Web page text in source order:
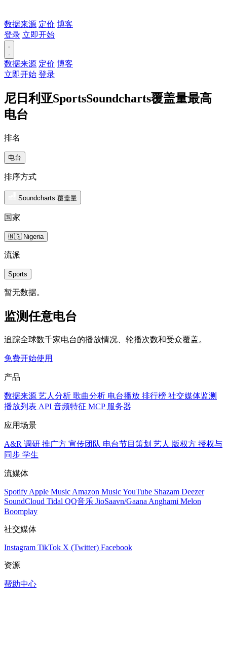
数据来源 定价 博客
登录 立即开始
数据来源 定价 博客
立即开始 登录
尼日利亚SportsSoundcharts覆盖量最高
电台
排名
电台
排序方式
Soundcharts 覆盖量
国家
🇳🇬 Nigeria
流派
Sports
暂无数据。
监测任意电台
追踪全球数千家电台的播放情况、轮播次数和受众覆盖。
免费开始使用
产品
数据来源 艺人分析 歌曲分析 电台播放 排行榜 社交媒体监测
播放列表 API 音频特征 MCP 服务器
应用场景
A&R 调研 推广方 宣传团队 电台节目策划 艺人 版权方 授权与
同步 学生
流媒体
Spotify Apple Music Amazon MusicYouTube Shazam Deezer
SoundCloud Tidal QQ音乐 JioSaavn/Gaana Anghami Melon
Boomplay
社交媒体
Instagram TikTok X (Twitter) Facebook
资源
帮助中心